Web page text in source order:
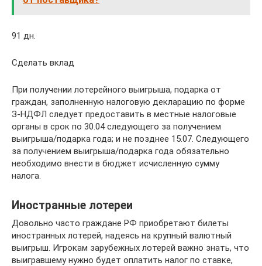
91 дн.
Сделать вклад
При получении лотерейного выигрыша, подарка от
граждан, заполненную налоговую декларацию по форме
З-НДФЛ следует предоставить в местные налоговые
органы в срок по 30.04 следующего за получением
выигрыша/подарка года; и не позднее 15.07. Следующего
за получением выигрыша/подарка года обязательно
необходимо внести в бюджет исчисленную сумму
налога.
Иностранные лотереи
Довольно часто граждане РФ приобретают билеты
иностранных лотерей, надеясь на крупный валютный
выигрыш. Игрокам зарубежных лотерей важно знать, что
выигравшему нужно будет оплатить налог по ставке,